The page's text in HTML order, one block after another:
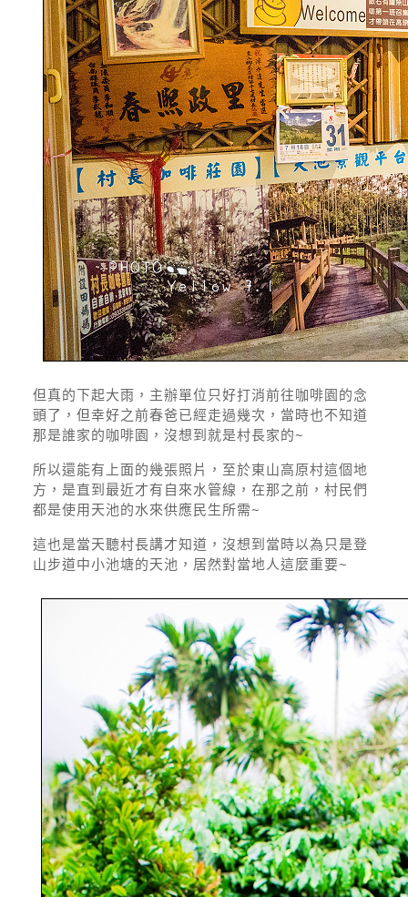
但真的下起大雨，主辦單位只好打消前往咖啡園的念
頭了，但幸好之前春爸已經走過幾次，當時也不知道
那是誰家的咖啡園，沒想到就是村長家的~
所以還能有上面的幾張照片，至於東山高原村這個地
方，是直到最近才有自來水管線，在那之前，村民們
都是使用天池的水來供應民生所需~
這也是當天聽村長講才知道，沒想到當時以為只是登
山步道中小池塘的天池，居然對當地人這麼重要~